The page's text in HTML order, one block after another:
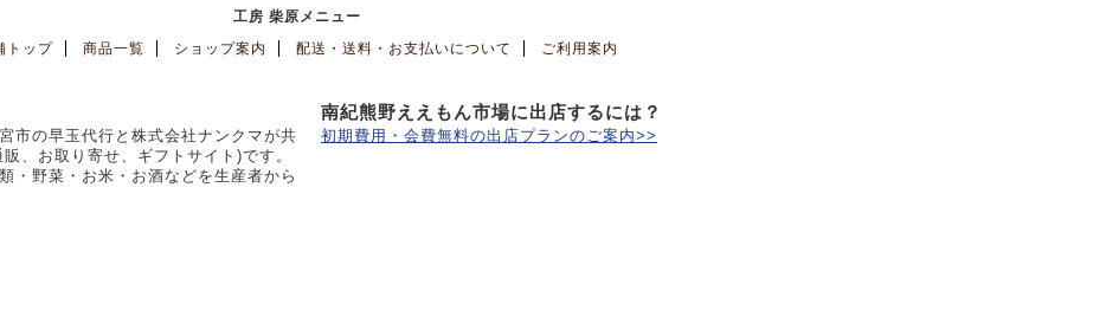
工房 柴原メニュー
トップ
商品一覧 ショップ案内 配送・送料・お支払いについて ご利用案内
市の早玉代行と株式会社ナンクマが共
、お取り寄せ、ギフトサイト)です。
・野菜・お米・お酒などを生産者から
南紀熊野ええもん市場に出店するには？
初期費用・会費無料の出店プランのご案内>>